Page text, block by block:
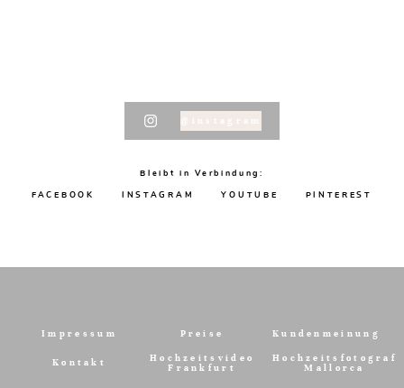
@instagram
Bleibt in Verbindung:
FACEBOOK
INSTAGRAM YOUTUBE PINTEREST
Impressum Preise Kundenmeinung
Kontakt
Hochzeitsvideo
Frankfurt
Hochzeitsfotograf
Mallorca